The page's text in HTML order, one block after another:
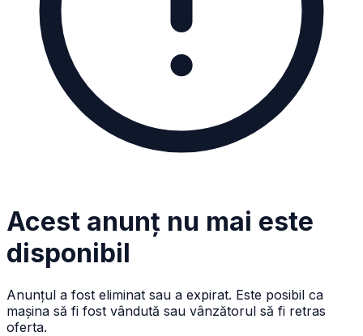
Acest anunț nu mai este
disponibil
Anunțul a fost eliminat sau a expirat. Este posibil ca
mașina să fi fost vândută sau vânzătorul să fi retras
oferta.